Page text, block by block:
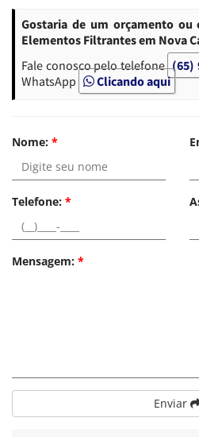
Gostaria de um orçamento
Elementos Filtrantes em Nova
Fale conosco pelo telefone (65)
WhatsApp
Clicando aqui
Nome: *
Telefone: *
Mensagem: *
Enviar